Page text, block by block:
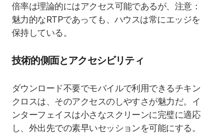
倍率は理論的にはアクセス可能であるが、注意：
魅力的なRTPであっても、ハウスは常にエッジを
保持している。
技術的側面とアクセシビリティ
ダウンロード不要でモバイルで利用できるチキン
クロスは、そのアクセスのしやすさが魅力だ。イ
ンターフェイスは小さなスクリーンに完璧に適応
し、外出先での素早いセッションを可能にする。